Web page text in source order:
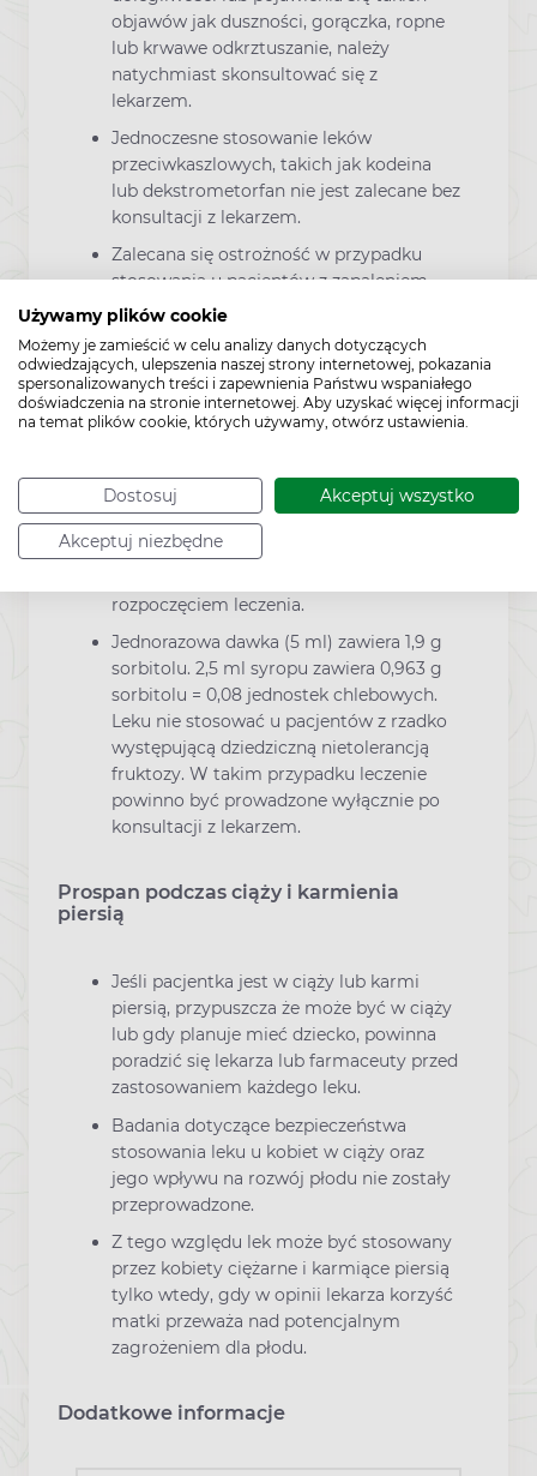
Używamy plików cookie
Możemy je zamieścić w celu analizy danych dotyczących
odwiedzających, ulepszenia naszej strony internetowej, pokazania
spersonalizowanych treści i zapewnienia Państwu wspaniałego
doświadczenia na stronie internetowej. Aby uzyskać więcej informacji
na temat plików cookie, których używamy, otwórz ustawienia.
Dostosuj Akceptuj wszystko
Akceptuj niezbędne
objawów jak duszności, gorączka, ropne
lub krwawe odkrztuszanie, należy
natychmiast skonsultować się z
lekarzem.
Jednoczesne stosowanie leków
przeciwkaszlowych, takich jak kodeina
lub dekstrometorfan nie jest zalecane bez
konsultacji z lekarzem.
Zalecana się ostrożność w przypadku
stosowania u pacjentów z zapaleniem
błony śluzowej żołądka lub wrzodem
żołądka.
W rzadkich przypadkach lek może działać
drażniąco na błony śluzowe.
Informacja dla diabetyków: lek nie
osób chorych na cukrzycę.
Uporczywy lub nawracający kaszel u
dzieci w wieku pomiędzy 2 a 4 rokiem
rozpoczęciem leczenia.
Jednorazowa dawka (5 ml) zawiera 1,9 g
sorbitolu. 2,5 ml syropu zawiera 0,963 g
sorbitolu = 0,08 jednostek chlebowych.
Leku nie stosować u pacjentów z rzadko
występującą dziedziczną nietolerancją
fruktozy. W takim przypadku leczenie
powinno być prowadzone wyłącznie po
konsultacji z lekarzem.
Prospan podczas ciąży i karmienia
piersią
Jeśli pacjentka jest w ciąży lub karmi
piersią, przypuszcza że może być w ciąży
lub gdy planuje mieć dziecko, powinna
poradzić się lekarza lub farmaceuty przed
zastosowaniem każdego leku.
Badania dotyczące bezpieczeństwa
stosowania leku u kobiet w ciąży oraz
jego wpływu na rozwój płodu nie zostały
przeprowadzone.
Z tego względu lek może być stosowany
przez kobiety ciężarne i karmiące piersią
tylko wtedy, gdy w opinii lekarza korzyść
matki przeważa nad potencjalnym
zagrożeniem dla płodu.
Dodatkowe informacje